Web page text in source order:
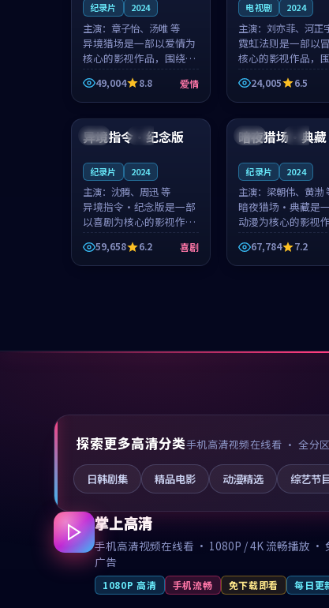
纪录片 2024
主演： 章子怡、汤唯 等
异境猎场是一部以爱情为
核心的影视作品，围绕危
机、反转与人物成长展
开，整体节奏紧凑，值得
推荐观看。
49,004 8.8 爱情
电视剧 2024
主演：刘亦菲、河正
霓虹法则是一部以
核心的影视作品，
机、反转与人物成
开，整体节奏紧凑
推荐观看。
24,005 6.5
中国 热播
99:24
异境指令·纪念版
纪录片 2024
主演： 沈腾、周迅 等
异境指令·纪念版是一部
以喜剧为核心的影视作
品，围绕危机、反转与人
物成长展开，整体节奏紧
凑，值得推荐观看。
59,658 6.2 喜剧
中国 完结
暗夜猎场·典藏
纪录片 2024
主演： 梁朝伟、黄渤
暗夜猎场·典藏是
动漫为核心的影视
围绕危机、反转与
长展开，整体节奏
值得推荐观看。
67,784 7.2
探索更多高清分类手机高清视频在线看 · 全分
日韩剧集 精品电影 动漫精选 综艺节
掌上高清
手机高清视频在线看 · 1080P / 4K 流畅播放 ·
广告
1080P 高清 手机流畅 免下载即看 每日更